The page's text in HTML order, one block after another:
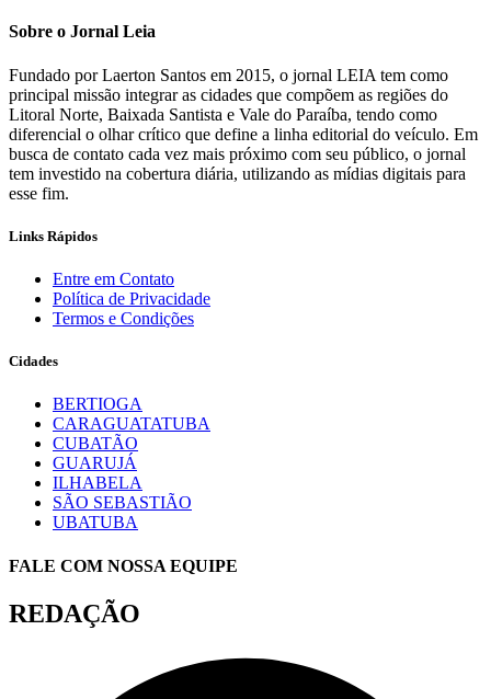
Sobre o Jornal Leia
Fundado por Laerton Santos em 2015, o jornal LEIA tem como
principal missão integrar as cidades que compõem as regiões do
Litoral Norte, Baixada Santista e Vale do Paraíba, tendo como
diferencial o olhar crítico que define a linha editorial do veículo. Em
busca de contato cada vez mais próximo com seu público, o jornal
tem investido na cobertura diária, utilizando as mídias digitais para
esse fim.
Links Rápidos
Entre em Contato
Política de Privacidade
Termos e Condições
Cidades
BERTIOGA
CARAGUATATUBA
CUBATÃO
GUARUJÁ
ILHABELA
SÃO SEBASTIÃO
UBATUBA
FALE COM NOSSA EQUIPE
REDAÇÃO